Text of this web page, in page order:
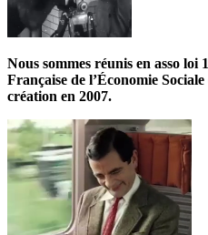
Nous sommes réunis en asso loi
Française de l’Économie
création en 2007.